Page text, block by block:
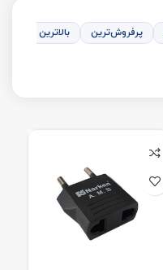
پرفروش‌ترین بالاترین امتیاز